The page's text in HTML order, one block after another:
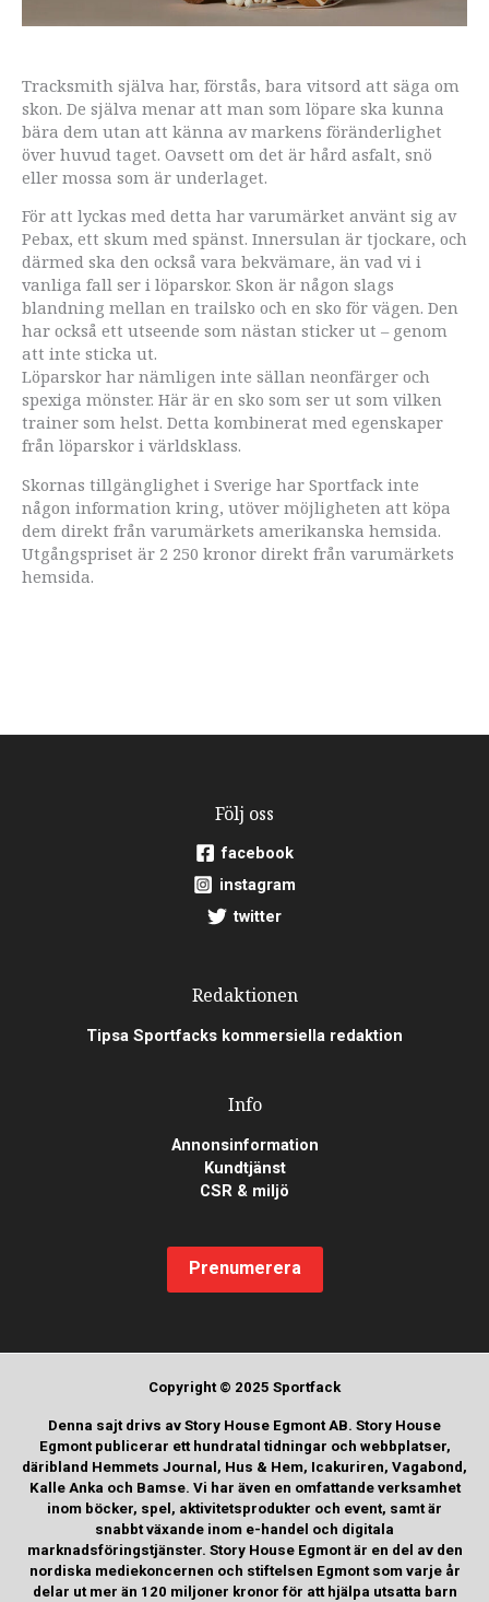
Tracksmith själva har, förstås, bara vitsord att säga om
skon. De själva menar att man som löpare ska kunna
bära dem utan att känna av markens föränderlighet
över huvud taget. Oavsett om det är hård asfalt, snö
eller mossa som är underlaget.
För att lyckas med detta har varumärket använt sig av
Pebax, ett skum med spänst. Innersulan är tjockare, och
därmed ska den också vara bekvämare, än vad vi i
vanliga fall ser i löparskor. Skon är någon slags
blandning mellan en trailsko och en sko för vägen. Den
har också ett utseende som nästan sticker ut – genom
att inte sticka ut.
Löparskor har nämligen inte sällan neonfärger och
spexiga mönster. Här är en sko som ser ut som vilken
trainer som helst. Detta kombinerat med egenskaper
från löparskor i världsklass.
Skornas tillgänglighet i Sverige har Sportfack inte
någon information kring, utöver möjligheten att köpa
dem direkt från varumärkets amerikanska hemsida.
Utgångspriset är 2 250 kronor direkt från varumärkets
hemsida.
Följ oss
facebook
instagram
twitter
Redaktionen
Tipsa Sportfacks kommersiella redaktion
Info
Annonsinformation
Kundtjänst
CSR & miljö
Prenumerera
Copyright © 2025 Sportfack
Denna sajt drivs av Story House Egmont AB. Story House
Egmont publicerar ett hundratal tidningar och webbplatser,
däribland Hemmets Journal, Hus & Hem, Icakuriren, Vagabond,
Kalle Anka och Bamse. Vi har även en omfattande verksamhet
inom böcker, spel, aktivitetsprodukter och event, samt är
snabbt växande inom e-handel och digitala
marknadsföringstjänster. Story House Egmont är en del av den
nordiska mediekoncernen och stiftelsen Egmont som varje år
delar ut mer än 120 miljoner kronor för att hjälpa utsatta barn